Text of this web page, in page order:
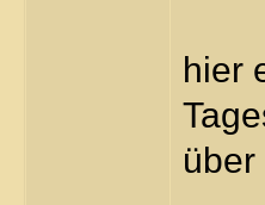
hier